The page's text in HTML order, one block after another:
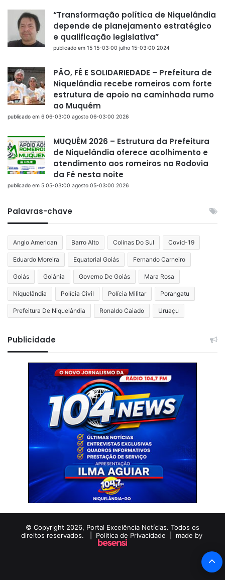
“Transformação política de Niquelândia
depende de planejamento estratégico
e qualificação legislativa”
publicado em 15 15-03:00 julho 15-03:00 2024
PÃO, FÉ E SOLIDARIEDADE – Prefeitura de
Niquelândia recebe romeiros com forte
estrutura de apoio na caminhada rumo
ao Muquém
publicado em 6 06-03:00 agosto 06-03:00 2026
MUQUÉM 2026 – Estrutura da Prefeitura
de Niquelândia oferece acolhimento e
atendimento aos romeiros na Rodovia
da Fé nesta noite
publicado em 5 05-03:00 agosto 05-03:00 2026
Palavras-chave
Anglo American Barro Alto Colinas Do Sul Covid-19
Eduardo Moreira Equatorial Goiás Fernando Carneiro
Goiás Goiânia Governo De Goiás Mara Rosa
Niquelândia Polícia Civil Polícia Militar Porangatu
Prefeitura De Niquelândia Ronaldo Caiado Uruaçu
Publicidade
© Copyright 2026, Portal Excelência Notícias. Todos os
direitos reservados. | Politica de Privacidade | made by